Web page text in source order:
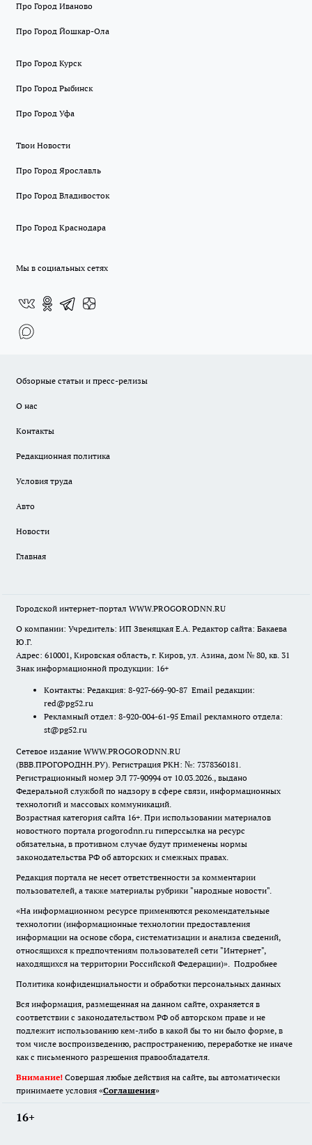
Про Город Иваново
Про Город Йошкар-Ола
Про Город Курск
Про Город Рыбинск
Про Город Уфа
Твои Новости
Про Город Ярославль
Про Город Владивосток
Про Город Краснодара
Мы в социальных сетях
Обзорные статьи и пресс-релизы
О нас
Контакты
Редакционная политика
Условия труда
Авто
Новости
Главная
Городской интернет-портал WWW.PROGORODNN.RU
О компании: Учредитель: ИП Звеняцкая Е.А. Редактор сайта: Бакаева
Ю.Г.
Адрес: 610001, Кировская область, г. Киров, ул. Азина, дом № 80, кв. 31
Знак информационной продукции: 16+
Контакты: Редакция: 8-927-669-90-87 Email редакции:
red@pg52.ru
Рекламный отдел: 8-920-004-61-95 Email рекламного отдела:
st@pg52.ru
Сетевое издание WWW.PROGORODNN.RU
(ВВВ.ПРОГОРОДНН.РУ). Регистрация РКН: №: 7378360181.
Регистрационный номер ЭЛ 77-90994 от 10.03.2026., выдано
Федеральной службой по надзору в сфере связи, информационных
технологий и массовых коммуникаций.
Возрастная категория сайта 16+. При использовании материалов
новостного портала progorodnn.ru гиперссылка на ресурс
обязательна, в противном случае будут применены нормы
законодательства РФ об авторских и смежных правах.
Редакция портала не несет ответственности за комментарии
пользователей, а также материалы рубрики "народные новости".
«На информационном ресурсе применяются рекомендательные
технологии (информационные технологии предоставления
информации на основе сбора, систематизации и анализа сведений,
относящихся к предпочтениям пользователей сети "Интернет",
находящихся на территории Российской Федерации)». Подробнее
Политика конфиденциальности и обработки персональных данных
Вся информация, размещенная на данном сайте, охраняется в
соответствии с законодательством РФ об авторском праве и не
подлежит использованию кем-либо в какой бы то ни было форме, в
том числе воспроизведению, распространению, переработке не иначе
как с письменного разрешения правообладателя.
Внимание! Совершая любые действия на сайте, вы автоматически
принимаете условия «Cоглашения»
16+